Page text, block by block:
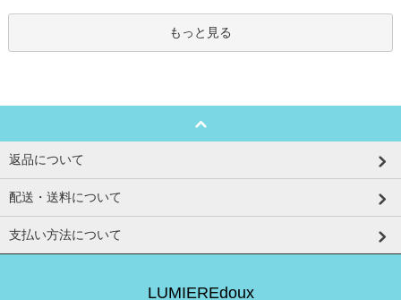
もっと見る
返品について
配送・送料について
支払い方法について
LUMIEREdoux